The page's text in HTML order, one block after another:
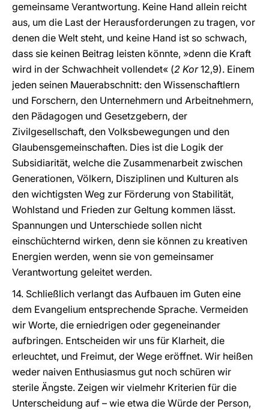
gemeinsame Verantwortung. Keine Hand allein reicht
aus, um die Last der Herausforderungen zu tragen, vor
denen die Welt steht, und keine Hand ist so schwach,
dass sie keinen Beitrag leisten könnte, »denn die Kraft
wird in der Schwachheit vollendet« (2 Kor12,9). Einem
jeden seinen Mauerabschnitt: den Wissenschaftlern
und Forschern, den Unternehmern und Arbeitnehmern,
den Pädagogen und Gesetzgebern, der
Zivilgesellschaft, den Volksbewegungen und den
Glaubensgemeinschaften. Dies ist die Logik der
Subsidiarität, welche die Zusammenarbeit zwischen
Generationen, Völkern, Disziplinen und Kulturen als
den wichtigsten Weg zur Förderung von Stabilität,
Wohlstand und Frieden zur Geltung kommen lässt.
Spannungen und Unterschiede sollen nicht
einschüchternd wirken, denn sie können zu kreativen
Energien werden, wenn sie von gemeinsamer
Verantwortung geleitet werden.
14. Schließlich verlangt das Aufbauen im Guten eine
dem Evangelium entsprechende Sprache. Vermeiden
wir Worte, die erniedrigen oder gegeneinander
aufbringen. Entscheiden wir uns für Klarheit, die
erleuchtet, und Freimut, der Wege eröffnet. Wir heißen
weder naiven Enthusiasmus gut noch schüren wir
sterile Ängste. Zeigen wir vielmehr Kriterien für die
Unterscheidung auf – wie etwa die Würde der Person,